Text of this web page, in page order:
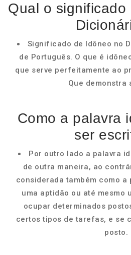
Qual o significado
Significado de Idôneo no
de Português. O que é
que serve perfeitamente ao
Que demonstra
Como a palavra
ser
Por outro lado a palavra
de outra maneira, ao
considerada também como a
uma aptidão ou até mesmo
ocupar determinados
certos tipos de tarefas, e se
posto.